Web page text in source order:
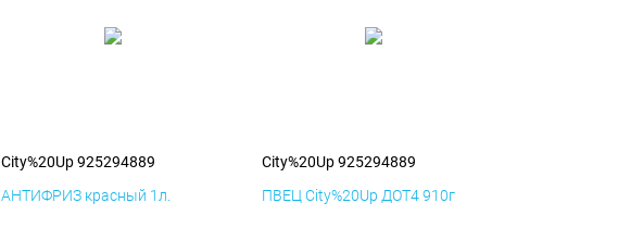
City%20Up 925294889
АНТИФРИЗ красный 1л.
City%20Up 925294889
ПВЕЦ City%20Up ДОТ4 910г